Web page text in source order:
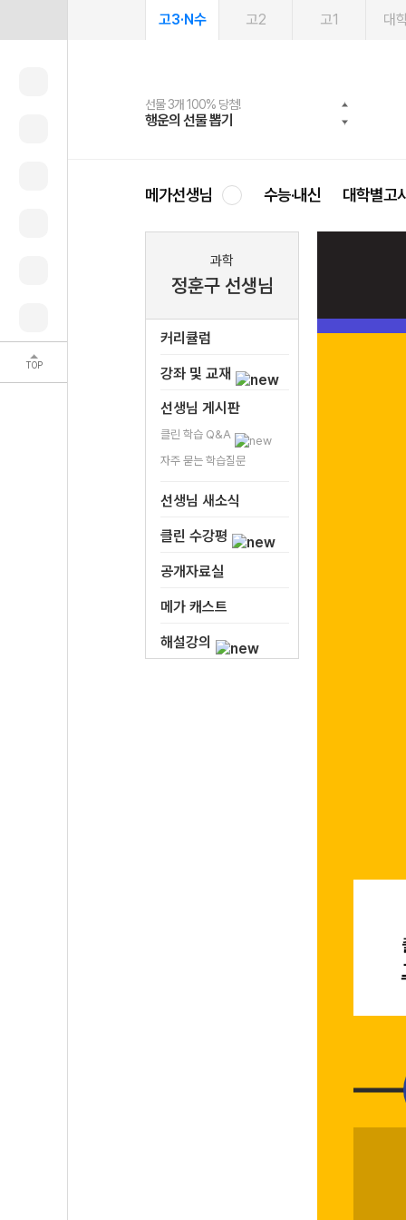
TOP
고3·N수 고2 고1 대
선물 3개 100% 당첨!
행운의 선물 뽑기
선물 100% 증정!
메가스터디 X 올리브
여름방학 스터디 캐시백
메가런 썸머스쿨
2027 러셀 단과
강사 공개선발
스마트러닝앱
설문 EVENT
메가패스
3일 무료 체험권
메가패스 수강생 무료혜택!
메가클럽 멤버십
사회공헌 캠페인
희망이룸 메가나눔
메가선생님 수능·내신 대학별고
과학
정훈구 선생님
커리큘럼
강좌 및 교재
선생님 게시판
클린 학습 Q&A
자주 묻는 학습질문
선생님 새소식
클린 수강평
공개자료실
메가 캐스트
해설강의